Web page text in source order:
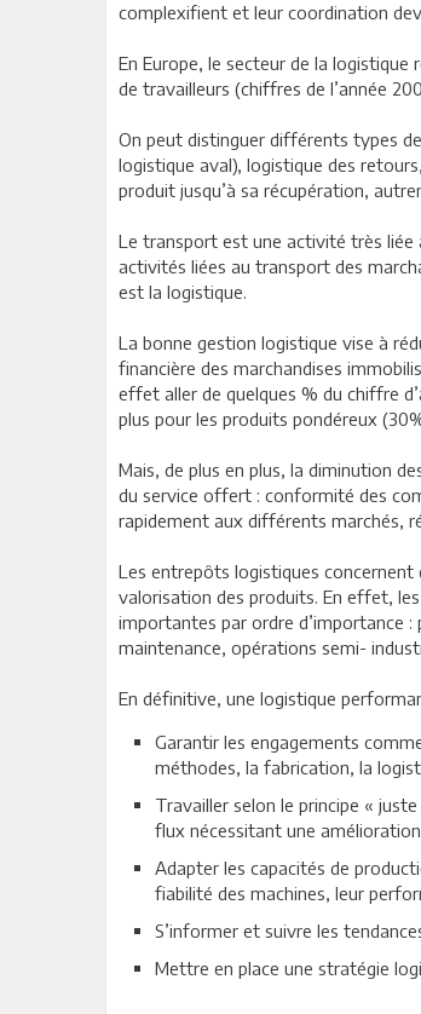
complexifient et leur coordination
En Europe, le secteur de la logistique
de travailleurs (chiffres de l’année
On peut distinguer différents types
logistique aval), logistique des
produit jusqu’à sa récupération,
Le transport est une activité très liée
activités liées au transport des
est la logistique.
La bonne gestion logistique vise à
financière des marchandises
effet aller de quelques % du chiffre
plus pour les produits pondéreux
Mais, de plus en plus, la diminution
du service offert : conformité des
rapidement aux différents marchés,
Les entrepôts logistiques concernent
valorisation des produits. En effet,
importantes par ordre d’importance
maintenance, opérations semi-
En définitive, une logistique
Garantir les engagements
méthodes, la fabrication, la
Travailler selon le principe «
flux nécessitant une
Adapter les capacités de
fiabilité des machines, leur
S’informer et suivre les
Mettre en place une stratégie